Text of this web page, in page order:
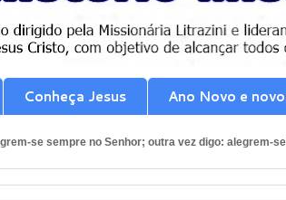
Conheça Jesus Ano Novo e
se sempre no Senhor; outra vez digo: alegrem-